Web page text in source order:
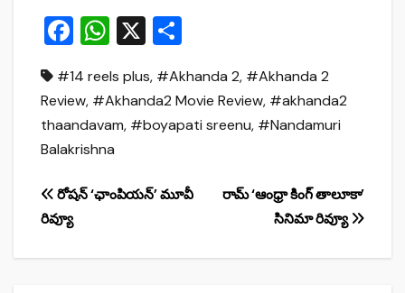
F
c
e
b
o
k
W
at
s
A
p
X
ar
e
#14 reels plus, #Akhanda 2, #Akhanda 2
Review, #Akhanda2 Movie Review, #akhanda2
thaandavam, #boyapati sreenu, #Nandamuri
Balakrishna
Post
navigation
రామ్ ‘ఆంధ్రా కింగ్ తాలూకా’
సినిమా రివ్యూ
రోషన్ ‘ఛాంపియన్’ మూవీ
రివ్యూ